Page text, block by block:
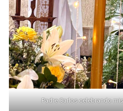
Padre Carlos celebrando